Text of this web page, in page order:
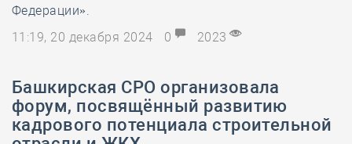
Федерации».
11:19, 20 декабря 2024
0 2023
Башкирская СРО организовала
форум, посвящённый развитию
кадрового потенциала строительной